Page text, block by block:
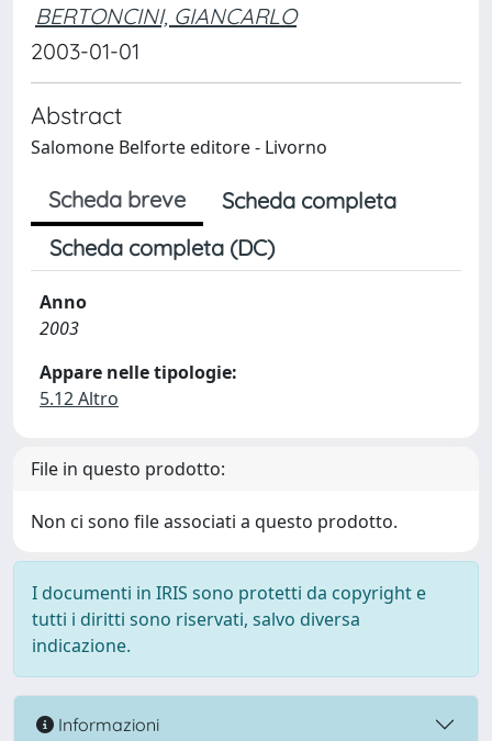
BERTONCINI, GIANCARLO
2003-01-01
Abstract
Salomone Belforte editore - Livorno
Scheda breve
Scheda completa
Scheda completa (DC)
Anno
2003
Appare nelle tipologie:
5.12 Altro
File in questo prodotto:
Non ci sono file associati a questo prodotto.
I documenti in IRIS sono protetti da copyright e
tutti i diritti sono riservati, salvo diversa
indicazione.
Informazioni